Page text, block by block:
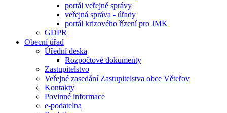
portál veřejné správy
veřejná správa - úřady
portál krizového řízení pro JMK
GDPR
Obecní úřad
Úřední deska
Rozpočtové dokumenty
Zastupitelstvo
Veřejné zasedání Zastupitelstva obce Věteřov
Kontakty
Povinné informace
e-podatelna